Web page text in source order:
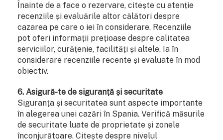
Înainte de a face o rezervare, citește cu atenție
recenziile și evaluările altor călători despre
cazarea pe care o iei în considerare. Recenziile
pot oferi informații prețioase despre calitatea
serviciilor, curățenie, facilități și altele. Ia în
considerare recenziile recente și evaluate în mod
obiectiv.
6. Asigură-te de siguranță și securitate
Siguranța și securitatea sunt aspecte importante
în alegerea unei cazări în Spania. Verifică măsurile
de securitate luate de proprietate și zonele
înconjurătoare. Citește despre nivelul